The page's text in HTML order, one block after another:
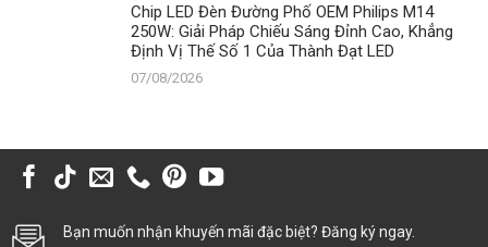
Chip LED Đèn Đường Phố OEM Philips M14
250W: Giải Pháp Chiếu Sáng Đỉnh Cao, Khẳng
Định Vị Thế Số 1 Của Thành Đạt LED
07/08/2026
Bạn muốn nhận khuyến mãi đặc biệt? Đăng ký ngay.